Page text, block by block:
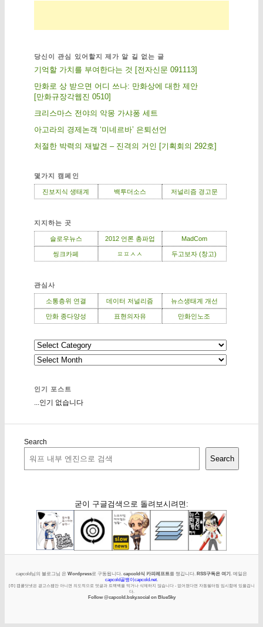
당신이 관심 있어할지 제가 알 길 없는 글
기억할 가치를 부여한다는 것 [전자신문 091113]
만화로 상 받으면 어디 쓰나: 만화상에 대한 제안
[만화규장각웹진 0510]
크리스마스 전야의 악몽 가샤퐁 세트
아고라의 경제논객 ‘미네르바’ 은퇴선언
처절한 박력의 재발견 – 진격의 거인 [기획회의 292호]
몇가지 캠페인
진보지식 생태계 백투더소스 저널리즘 경고문
지지하는 곳
슬로우뉴스 2012 언론 총파업 MadCom
씽크카페 ㅍㅍㅅㅅ 두고보자 (창고)
관심사
소통층위 연결 데이터 저널리즘 뉴스생태계 개선
만화 종다양성 표현의자유 만화인노조
인기 포스트
...인기 없습니다
Search
Search
굳이 구글검색으로 돌려보시려면:
capcold님의 블로그님 은 Wordpress로 구동됩니다. capcold식 카피레프트를 챙깁니다. RSS구독은 여기 . 메일은
capcold골뱅이capcold.net
[주] 캡콜닷넷은 광고스팸만 아니면 의도적으로 덧글과 트랙백을 막거나 삭제하지 않습니다 - 없어졌다면 자동필터링 임시함에 있을겁니
다.
Follow @capcold.bsky.social on BlueSky